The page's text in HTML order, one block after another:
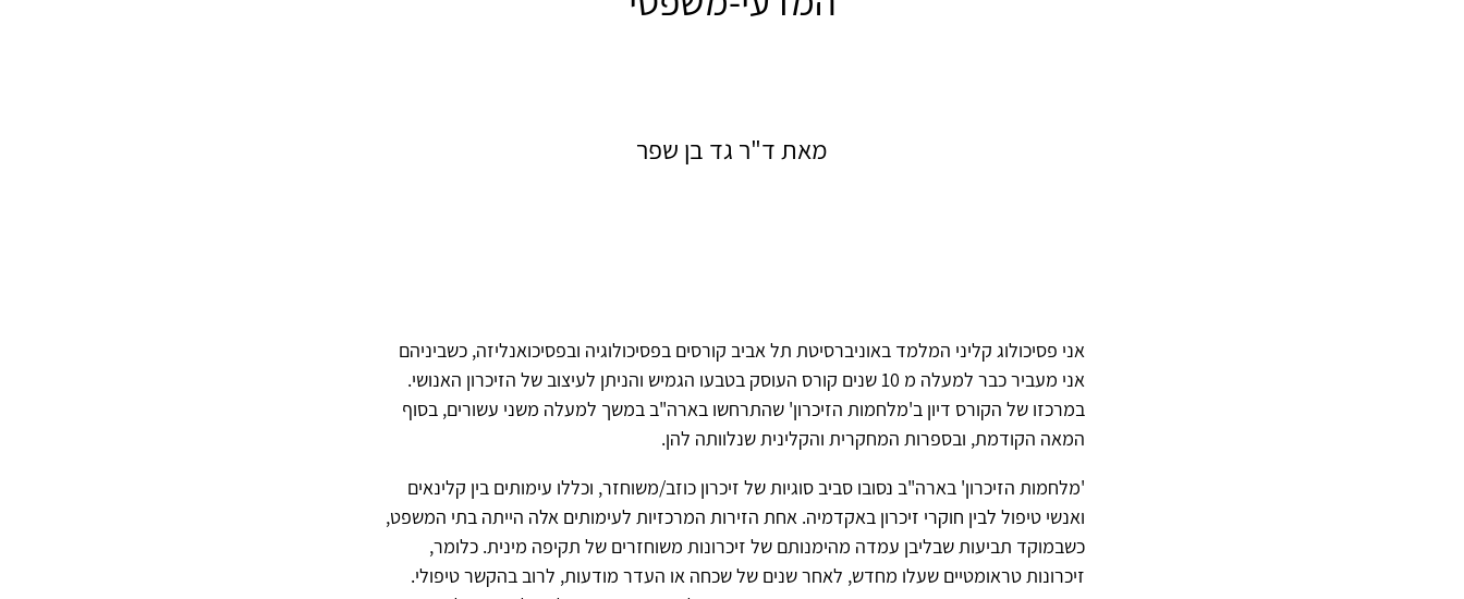
מאת ד"ר גד בן שפר
אני פסיכולוג קליני המלמד באוניברסיטת תל אביב קורסים בפסיכולוגיה ובפסיכואנליזה, כשביניהם
אני מעביר כבר למעלה מ 10 שנים קורס העוסק בטבעו הגמיש והניתן לעיצוב של הזיכרון האנושי.
במרכזו של הקורס דיון ב'מלחמות הזיכרון' שהתרחשו בארה"ב במשך למעלה משני עשורים, בסוף
המאה הקודמת, ובספרות המחקרית והקלינית שנלוותה להן.
'מלחמות הזיכרון' בארה"ב נסובו סביב סוגיות של זיכרון כוזב/משוחזר, וכללו עימותים בין קלינאים
ואנשי טיפול לבין חוקרי זיכרון באקדמיה. אחת הזירות המרכזיות לעימותים אלה הייתה בתי המשפט,
כשבמוקד תביעות שבליבן עמדה מהימנותם של זיכרונות משוחזרים של תקיפה מינית. כלומר,
זיכרונות טראומטיים שעלו מחדש, לאחר שנים של שכחה או העדר מודעות, לרוב בהקשר טיפולי.